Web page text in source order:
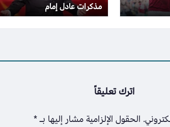
مذكرات عادل إمام
اترك تعليقاً
الحقول الإلزامية مشار إليها بـ*